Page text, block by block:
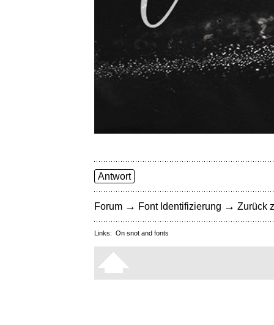
Antwort
Forum → Font Identifizierung → Zurück
Links: On snot and fonts